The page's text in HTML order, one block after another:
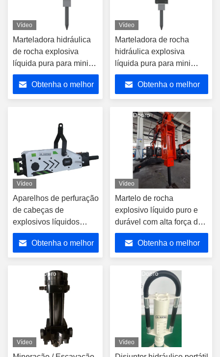
Vídeo
Marteladora hidráulica
de rocha explosiva
líquida pura para mini
escavadeira de 2,5 a 4,5
toneladasObtenha o melhor
Vídeo
Marteladora de rocha
hidráulica explosiva
líquida pura para mini
escavadeira de 4-7
toneladasObtenha o melhor
Vídeo
Aparelhos de perfuração
de cabeças de
explosivos líquidos
puros com alça de aço
Obtenha o melhor
Vídeo
Martelo de rocha
explosivo líquido puro e
durável com alta força de
ataque
Obtenha o melhor
Vídeo Vídeo